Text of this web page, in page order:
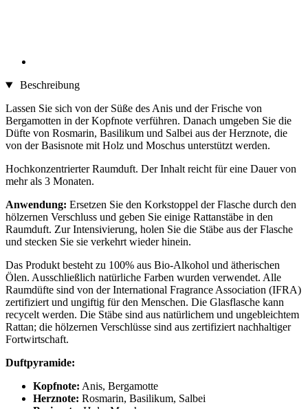
Beschreibung
Lassen Sie sich von der Süße des Anis und der Frische von
Bergamotten in der Kopfnote verführen. Danach umgeben Sie die
Düfte von Rosmarin, Basilikum und Salbei aus der Herznote, die
von der Basisnote mit Holz und Moschus unterstützt werden.
Hochkonzentrierter Raumduft. Der Inhalt reicht für eine Dauer von
mehr als 3 Monaten.
Anwendung: Ersetzen Sie den Korkstoppel der Flasche durch den
hölzernen Verschluss und geben Sie einige Rattanstäbe in den
Raumduft. Zur Intensivierung, holen Sie die Stäbe aus der Flasche
und stecken Sie sie verkehrt wieder hinein.
Das Produkt besteht zu 100% aus Bio-Alkohol und ätherischen
Ölen. Ausschließlich natürliche Farben wurden verwendet. Alle
Raumdüfte sind von der International Fragrance Association (IFRA)
zertifiziert und ungiftig für den Menschen. Die Glasflasche kann
recycelt werden. Die Stäbe sind aus natürlichem und ungebleichtem
Rattan; die hölzernen Verschlüsse sind aus zertifiziert nachhaltiger
Fortwirtschaft.
Duftpyramide:
Kopfnote: Anis, Bergamotte
Herznote: Rosmarin, Basilikum, Salbei